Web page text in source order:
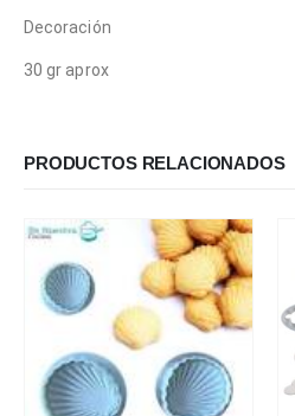
Decoración
30 gr aprox
PRODUCTOS RELACIONADOS